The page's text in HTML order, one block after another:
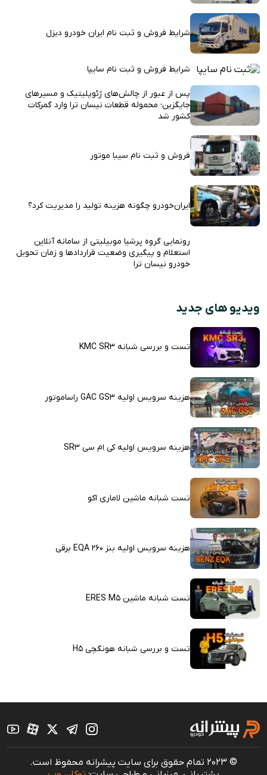
شرایط فروش و ثبت نام ایران خودرو دیزل
شرایط فروش و ثبت نام سایپا
پس از عبور از چالش‌های ژئوپلیتیک و مسیرهای
جایگزین؛ محموله قطعات نیسان ترا وارد گمرکات
کشور شد
فروش و ثبت نام سیبا موتور
ایران‌خودرو چگونه هزینه تولید را مدیریت کرد؟
رونمایی گروه پرشیا موبیلیتی از سامانه آنلاین
استعلام و پیگیری وضعیت قراردادها و زمان تحویل
خودرو نیسان ترا
ویدیو های جدید
تست و بررسی شبانه KMC SR3
هزینه سرویس اولیه GAC GS3 راساموتور
هزینه سرویس اولیه کی ام سی SR3
تست شبانه ماشین لاماری اکو
هزینه سرویس اولیه بنز EQA 260 برقی
تست شبانه ماشین ERES M5
تست و بررسی شبانه هونگچی H5
© 2023 تمام حقوق برای سایت پیشرانه محفوظ است.